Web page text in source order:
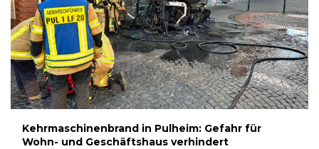
Kehrmaschinenbrand in Pulheim: Gefahr für
Wohn- und Geschäftshaus verhindert